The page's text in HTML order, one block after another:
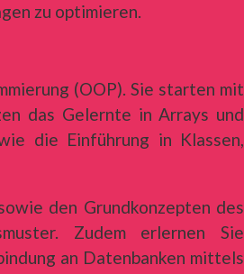
zu optimieren.
(OOP). Sie starten mit
das Gelernte in Arrays und
die Einführung in Klassen,
den Grundkonzepten des
Zudem erlernen Sie
an Datenbanken mittels